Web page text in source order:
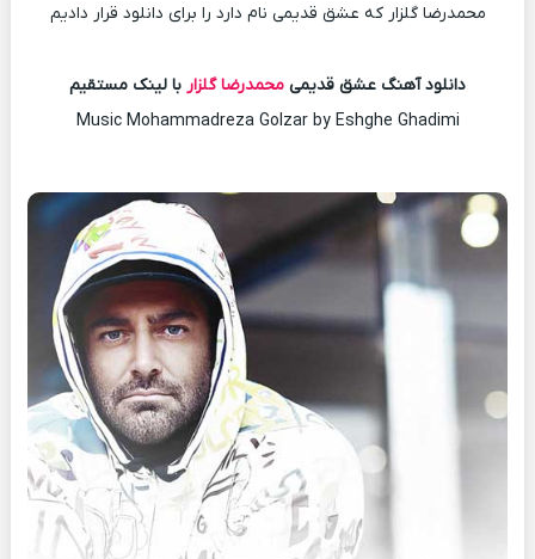
محمدرضا گلزار که عشق قدیمی نام دارد را برای دانلود قرار دادیم
دانلود آهنگ عشق قدیمی محمدرضا گلزار با لینک مستقیم
Music Mohammadreza Golzar by Eshghe Ghadimi